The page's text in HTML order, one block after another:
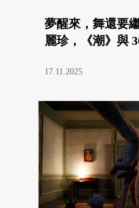
夢醒來，舞還要
麗珍，《潮》與
17.11.2025